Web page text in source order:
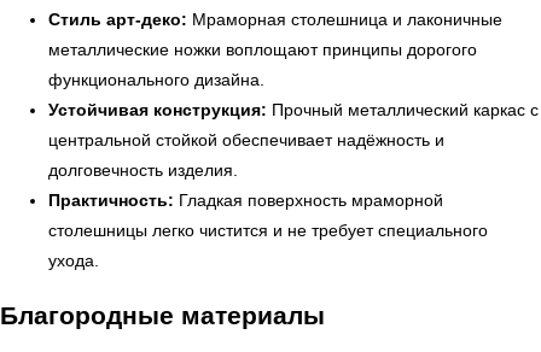
Стиль арт-деко: Мраморная столешница и лаконичные
металлические ножки воплощают принципы дорогого
функционального дизайна.
Устойчивая конструкция: Прочный металлический каркас с
центральной стойкой обеспечивает надёжность и
долговечность изделия.
Практичность: Гладкая поверхность мраморной
столешницы легко чистится и не требует специального
ухода.
Благородные материалы
← Вернуться на предыдущую страницу